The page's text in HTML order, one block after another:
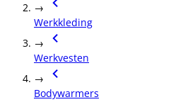
→
Werkkleding
→
Werkvesten
→
Bodywarmers